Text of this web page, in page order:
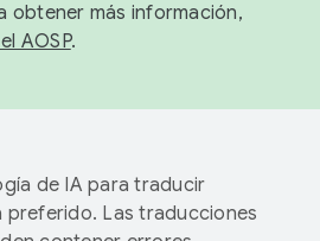
obtener más información,
AOSP.
de IA para traducir
preferido. Las traducciones